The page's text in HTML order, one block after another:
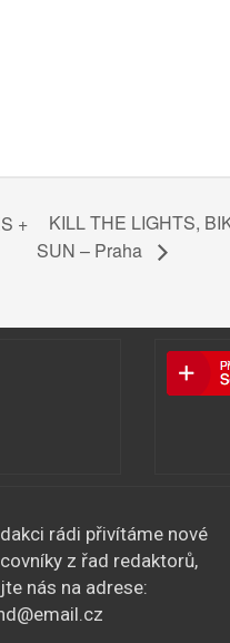
+
KILL THE LIGHTS,
SUN – Praha
rádi přivítáme nové
z řad redaktorů,
nás na adrese: